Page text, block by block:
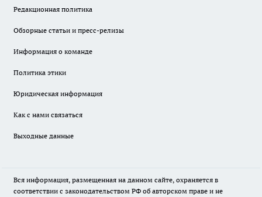
Редакционная политика
Обзорные статьи и пресс-релизы
Информация о команде
Политика этики
Юридическая информация
Как с нами связаться
Выходные данные
Вся информация, размещенная на данном сайте, охраняется в
соответствии с законодательством РФ об авторском праве и не